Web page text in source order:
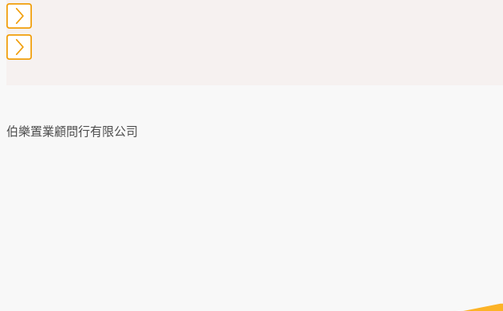
伯樂置業顧問行有限公司